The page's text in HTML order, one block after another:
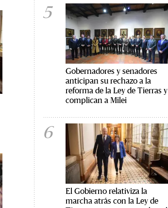
5
Gobernadores y senadores
anticipan su rechazo a la
reforma de la Ley de Tierras y
complican a Milei
6
El Gobierno relativiza la
marcha atrás con la Ley de